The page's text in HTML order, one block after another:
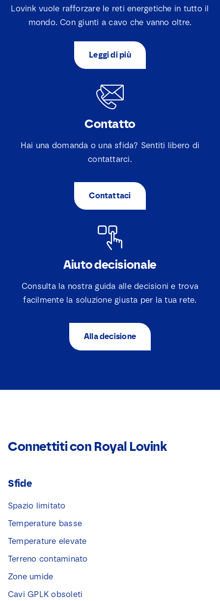
Lovink vuole rafforzare le reti energetiche in tutto il
mondo. Con giunti a cavo che vanno oltre.
Leggi di più
Contatto
Hai una domanda o una sfida? Sentiti libero di
contattarci.
Contattaci
Aiuto decisionale
Consulta la nostra guida alle decisioni e trova
facilmente la soluzione giusta per la tua rete.
Alla decisione
Connettiti con Royal Lovink
Sfide
Spazio limitato
Temperature basse
Temperature elevate
Terreno contaminato
Zone umide
Cavi GPLK obsoleti